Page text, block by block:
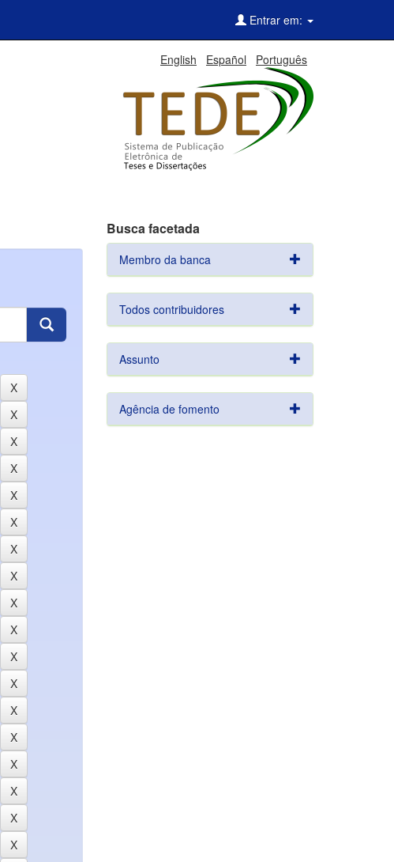
Entrar em:
English Español Português
Busca facetada
Membro da banca
Todos contribuidores
Assunto
Agência de fomento